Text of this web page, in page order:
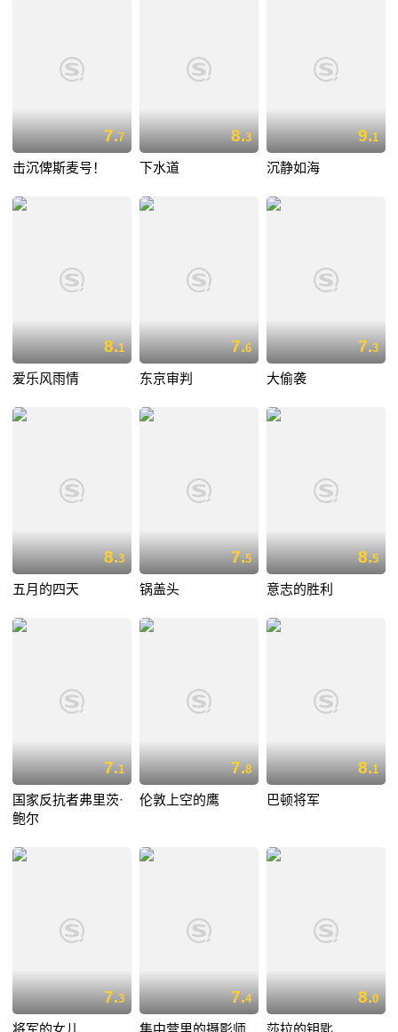
7.7
击沉俾斯麦号！
8.3
下水道
9.1
沉静如海
8.1
爱乐风雨情
7.6
东京审判
7.3
大偷袭
8.3
五月的四天
7.5
锅盖头
8.5
意志的胜利
7.1
国家反抗者弗里茨·
鲍尔
7.8
伦敦上空的鹰
8.1
巴顿将军
7.3 7.4 8.0